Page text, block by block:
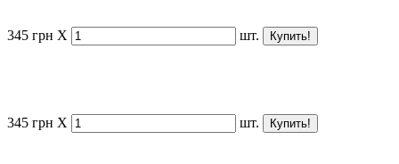
345 грн X шт.
345 грн X шт.